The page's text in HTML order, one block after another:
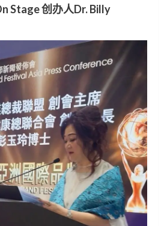
Stage 创办人Dr. Billy